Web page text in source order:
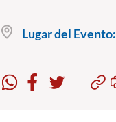
Lugar del Evento: